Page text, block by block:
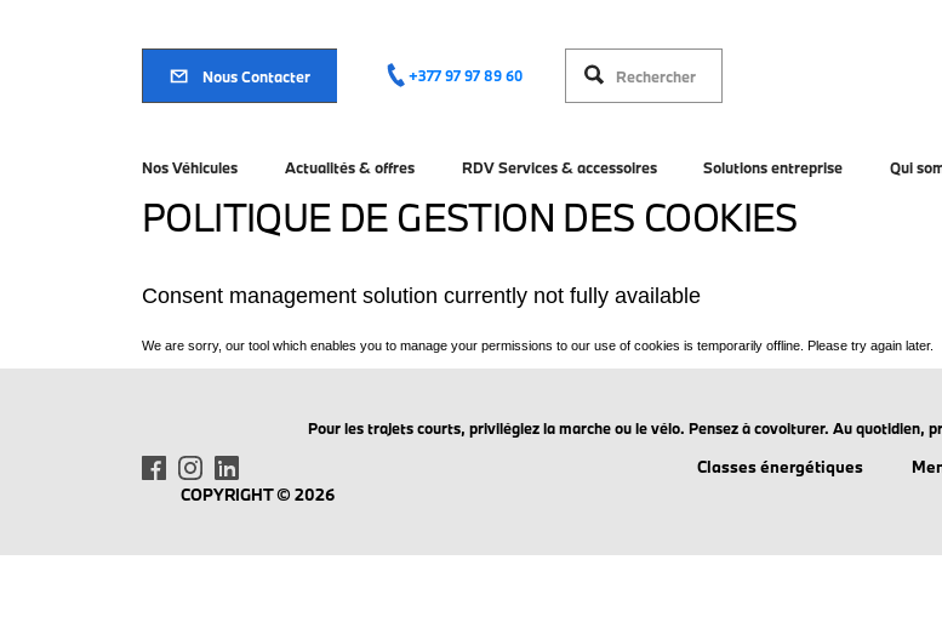
Nous Contacter +377 97 97 89 60
Nos Véhicules Actualités & offres RDV Services & accessoires Solutions entreprise Qui
POLITIQUE DE GESTION DES COOKIES
Pour les trajets courts, privilégiez la marche ou le vélo. Pensez à covoiturer. Au quotidien,
Classes énergétiques
COPYRIGHT © 2026